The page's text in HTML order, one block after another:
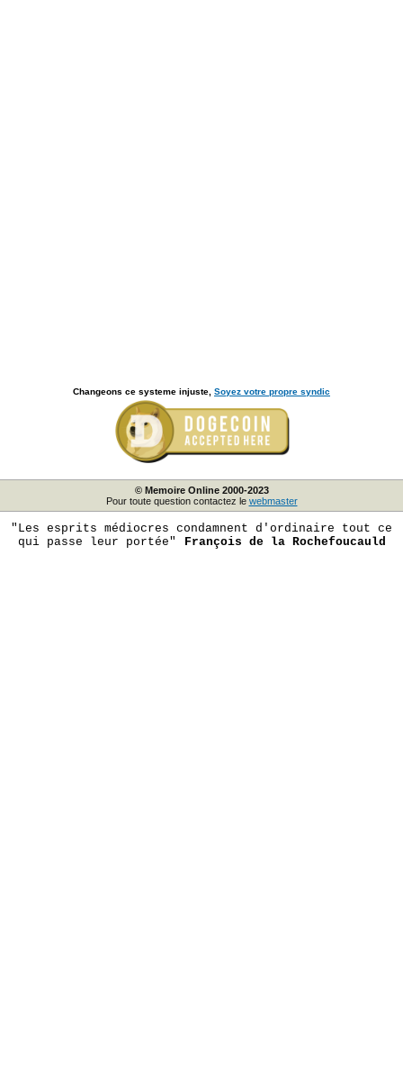
Changeons ce systeme injuste, Soyez votre propre syndic
© Memoire Online 2000-2023
Pour toute question contactez le webmaster
"Les esprits médiocres condamnent d'ordinaire tout ce
qui passe leur portée"
François de la Rochefoucauld